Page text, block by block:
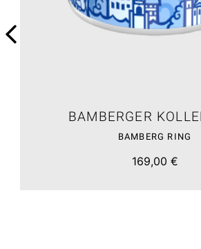
BAMBERGER
BAMBERG RING
169,00 €